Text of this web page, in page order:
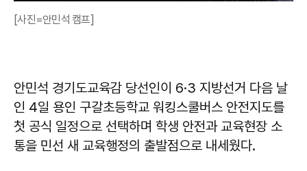
[사진=안민석 캠프]
안민석 경기도교육감 당선인이 6·3 지방선거 다음 날
인 4일 용인 구갈초등학교 워킹스쿨버스 안전지도를
첫 공식 일정으로 선택하며 학생 안전과 교육현장 소
통을 민선 새 교육행정의 출발점으로 내세웠다.